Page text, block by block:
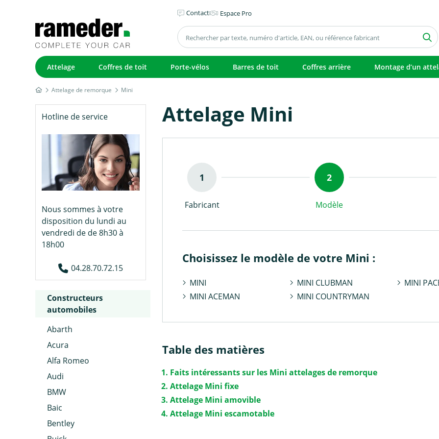
Contact Espace Pro
Attelage Coffres de toit Porte-vélos Barres de toit Coffres arrière Montage d’un
Attelage de remorque Mini
Hotline de service
Nous sommes à votre
disposition du lundi au
vendredi de de 8h30 à
18h00
04.28.70.72.15
Constructeurs
automobiles
Abarth
Acura
Alfa Romeo
Audi
BMW
Baic
Bentley
Attelage Mini
Fabricant Modèle
Choisissez le modèle de votre Mini :
MINI
MINI ACEMAN
MINI CLUBMAN
MINI COUNTRYMAN
MINI
Table des matières
Faits intéressants sur les Mini attelages de remorque
Attelage Mini fixe
Attelage Mini amovible
Attelage Mini escamotable